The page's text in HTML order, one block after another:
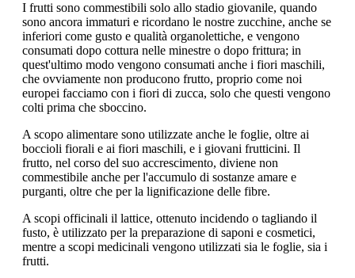
I frutti sono commestibili solo allo stadio giovanile, quando
sono ancora immaturi e ricordano le nostre zucchine, anche se
inferiori come gusto e qualità organolettiche, e vengono
consumati dopo cottura nelle minestre o dopo frittura; in
quest'ultimo modo vengono consumati anche i fiori maschili,
che ovviamente non producono frutto, proprio come noi
europei facciamo con i fiori di zucca, solo che questi vengono
colti prima che sboccino.
A scopo alimentare sono utilizzate anche le foglie, oltre ai
boccioli fiorali e ai fiori maschili, e i giovani frutticini. Il
frutto, nel corso del suo accrescimento, diviene non
commestibile anche per l'accumulo di sostanze amare e
purganti, oltre che per la lignificazione delle fibre.
A scopi officinali il lattice, ottenuto incidendo o tagliando il
fusto, è utilizzato per la preparazione di saponi e cosmetici,
mentre a scopi medicinali vengono utilizzati sia le foglie, sia i
frutti.